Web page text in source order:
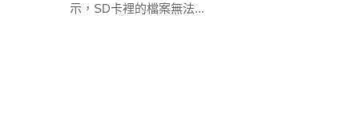
示，SD卡裡的檔案無法...